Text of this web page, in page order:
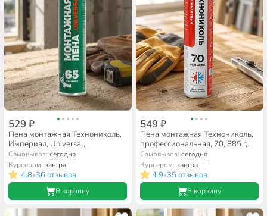
529 ₽
Пена монтажная Технониколь,
Империал, Universal,
профессиональная, 65 л, 1 л,
всесезонная, 625541
Самовывоз:сегодня
Курьером:завтра
4.8•36 отзывов
В корзину
549 ₽
Пена монтажная Технониколь,
профессиональная, 70, 885 г,
Проф, всесезонная, 528369
Самовывоз: сегодня
Курьером: завтра
4.9•35 отзывов
В корзину